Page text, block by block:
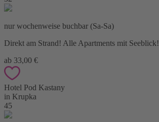
nur wochenweise buchbar (Sa-Sa)
Direkt am Strand! Alle Apartments mit Seeblick!
ab 33,00 €
Hotel Pod Kastany
in Krupka
45